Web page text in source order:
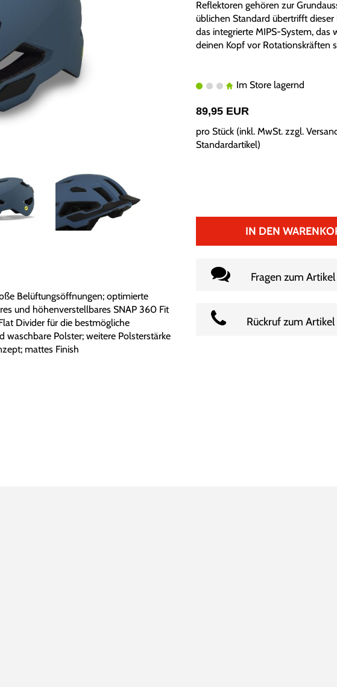
Belüftungsöffnungen; optimierte
und höhenverstellbares SNAP 360 Fit
Divider für die bestmögliche
waschbare Polster; weitere Polsterstärke
mattes Finish
Reflektoren gehören zur
üblichen Standard übertrifft dieser
das integrierte MIPS-System, das
deinen Kopf vor Rotationskräften
Im Store lagernd
89,95 EUR
pro Stück (inkl. MwSt. zzgl.
Standardartikel)
IN DEN
Fragen zum Artikel
Rückruf zum Artikel